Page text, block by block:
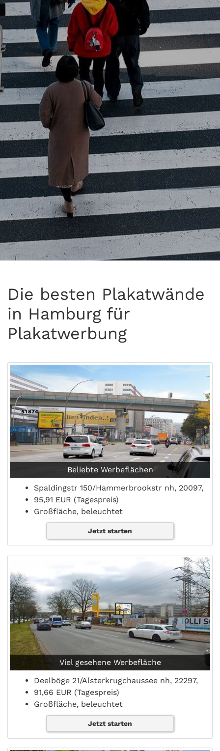
Die besten Plakatwände
in Hamburg für
Plakatwerbung
Beliebte Werbeflächen
Spaldingstr 150/Hammerbrookstr nh, 20097,
95,91 EUR (Tagespreis)
Großfläche, beleuchtet
Jetzt starten
Viel gesehene Werbefläche
Deelböge 21/Alsterkrugchaussee nh, 22297,
91,66 EUR (Tagespreis)
Großfläche, beleuchtet
Jetzt starten